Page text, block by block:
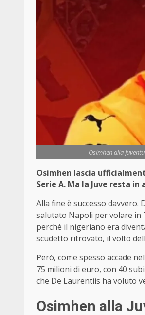
Osimhen alla
Osimhen lascia
Serie A. Ma la Juve resta in
Alla fine è successo
salutato Napoli per volare in
perché il nigeriano era
scudetto ritrovato, il volto
Però, come spesso accade
75 milioni di euro, con 40
che De Laurentiis ha voluto
Osimhen alla